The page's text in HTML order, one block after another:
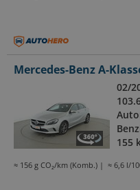
Mercedes-Benz A-
02/
155
≈ 156 g CO₂/km (Komb.) ≈ 6,6 l/